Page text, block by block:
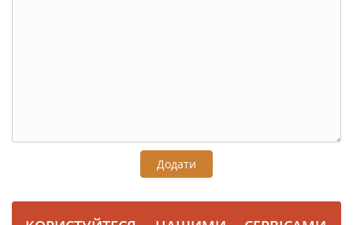
Додати